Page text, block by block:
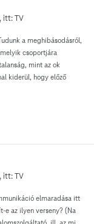
itt:TV
a meghibásodásról,
csoportjára
mint az ok
kiderül, hogy előző
itt:TV
elmaradása itt
e az ilyen verseny? (Na